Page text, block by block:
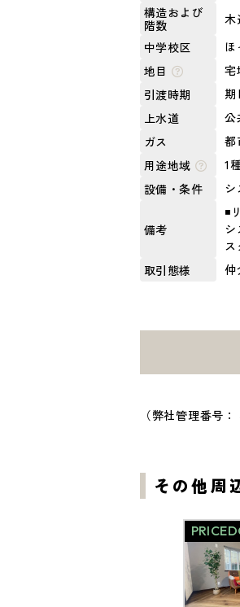
構造および
階数
木
中学校区
ほ
地目
宅
引渡時期
期
上水道
公
ガス
都
用途地域
1
設備・条件
シ
備考
◾️
シ
ス
取引態様
仲
（弊社管理番号：
その他周